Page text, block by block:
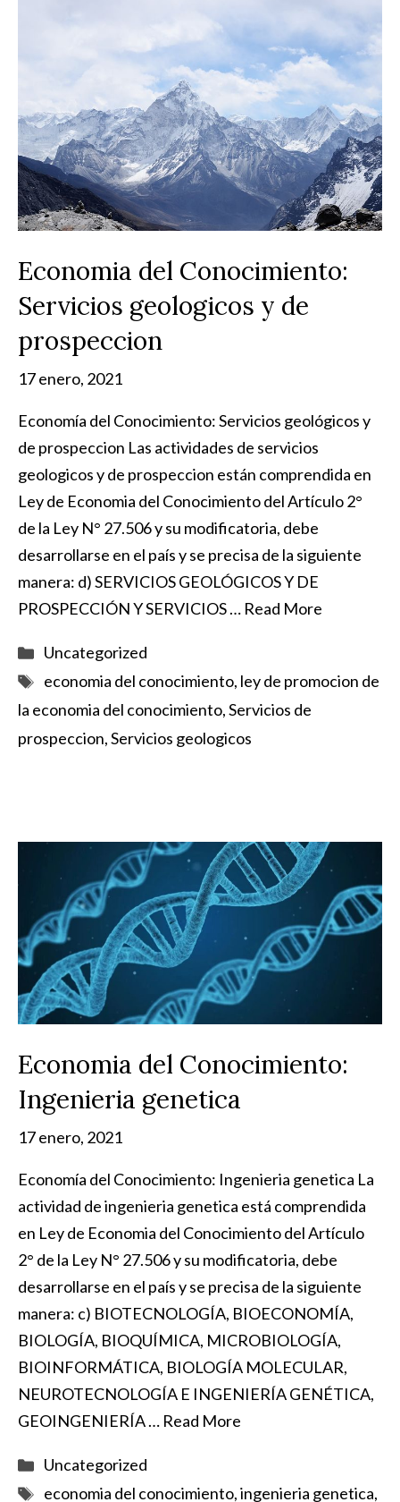
Economia del Conocimiento:
Servicios geologicos y de
prospeccion
17 enero, 2021
Economía del Conocimiento: Servicios geológicos y
de prospeccion Las actividades de servicios
geologicos y de prospeccion están comprendida en
Ley de Economia del Conocimiento del Artículo 2°
de la Ley N° 27.506 y su modificatoria, debe
desarrollarse en el país y se precisa de la siguiente
manera: d) SERVICIOS GEOLÓGICOS Y DE
PROSPECCIÓN Y SERVICIOS … Read More
Categorías
Uncategorized
Etiquetas
economia del conocimiento, ley de promocion de
la economia del conocimiento,Servicios de
prospeccion,Servicios geologicos
Economia del Conocimiento:
Ingenieria genetica
17 enero, 2021
Economía del Conocimiento: Ingenieria genetica La
actividad de ingenieria genetica está comprendida
en Ley de Economia del Conocimiento del Artículo
2° de la Ley N° 27.506 y su modificatoria, debe
desarrollarse en el país y se precisa de la siguiente
manera: c) BIOTECNOLOGÍA, BIOECONOMÍA,
BIOLOGÍA, BIOQUÍMICA, MICROBIOLOGÍA,
BIOINFORMÁTICA, BIOLOGÍA MOLECULAR,
NEUROTECNOLOGÍA E INGENIERÍA GENÉTICA,
GEOINGENIERÍA … Read More
Categorías
Uncategorized
Etiquetas
economia del conocimiento,ingenieria genetica,